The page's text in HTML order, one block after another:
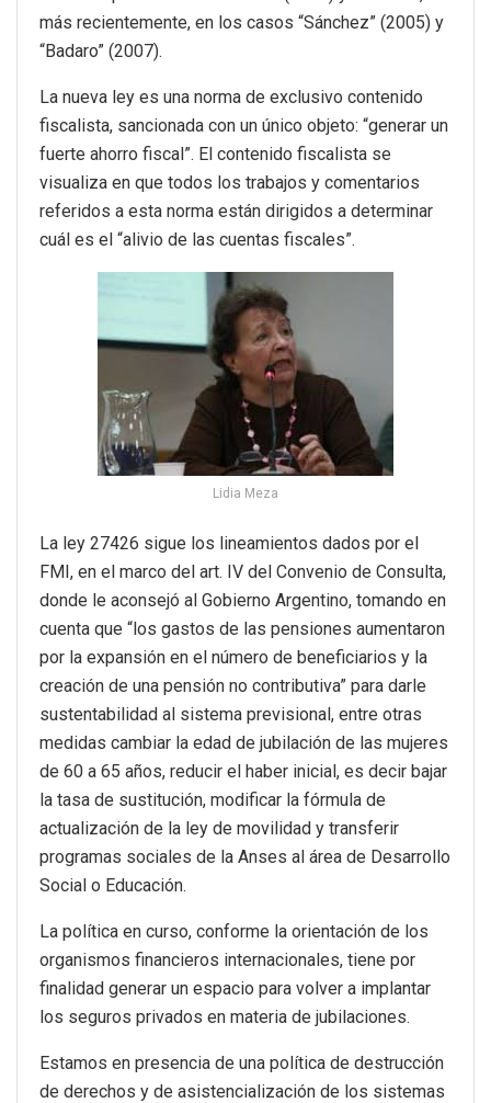
más recientemente, en los casos “Sánchez” (2005) y
“Badaro” (2007).
La nueva ley es una norma de exclusivo contenido
fiscalista, sancionada con un único objeto: “generar un
fuerte ahorro fiscal”. El contenido fiscalista se
visualiza en que todos los trabajos y comentarios
referidos a esta norma están dirigidos a determinar
cuál es el “alivio de las cuentas fiscales”.
Lidia Meza
La ley 27426 sigue los lineamientos dados por el
FMI, en el marco del art. IV del Convenio de Consulta,
donde le aconsejó al Gobierno Argentino, tomando en
cuenta que “los gastos de las pensiones aumentaron
por la expansión en el número de beneficiarios y la
creación de una pensión no contributiva” para darle
sustentabilidad al sistema previsional, entre otras
medidas cambiar la edad de jubilación de las mujeres
de 60 a 65 años, reducir el haber inicial, es decir bajar
la tasa de sustitución, modificar la fórmula de
actualización de la ley de movilidad y transferir
programas sociales de la Anses al área de Desarrollo
Social o Educación.
La política en curso, conforme la orientación de los
organismos financieros internacionales, tiene por
finalidad generar un espacio para volver a implantar
los seguros privados en materia de jubilaciones.
Estamos en presencia de una política de destrucción
de derechos y de asistencialización de los sistemas